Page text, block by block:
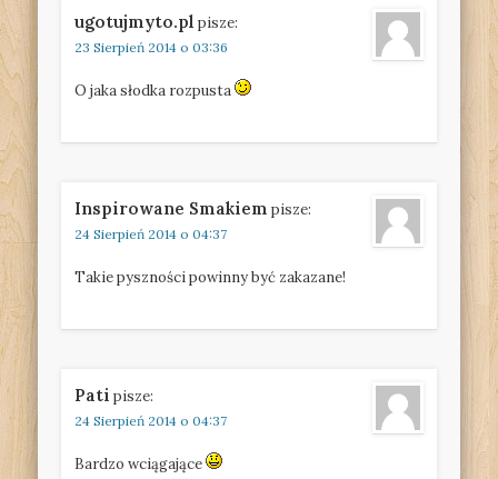
ugotujmyto.pl pisze:
23 Sierpień 2014 o 03:36
O jaka słodka rozpusta
Inspirowane Smakiem pisze:
24 Sierpień 2014 o 04:37
Takie pyszności powinny być zakazane!
Pati pisze:
24 Sierpień 2014 o 04:37
Bardzo wciągające